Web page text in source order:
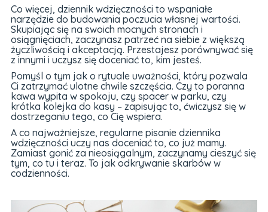
Co więcej, dziennik wdzięczności to wspaniałe
narzędzie do budowania poczucia własnej wartości.
Skupiając się na swoich mocnych stronach i
osiągnięciach, zaczynasz patrzeć na siebie z większą
życzliwością i akceptacją. Przestajesz porównywać się
z innymi i uczysz się doceniać to, kim jesteś.
Pomyśl o tym jak o rytuale uważności, który pozwala
Ci zatrzymać ulotne chwile szczęścia. Czy to poranna
kawa wypita w spokoju, czy spacer w parku, czy
krótka kolejka do kasy – zapisując to, ćwiczysz się w
dostrzeganiu tego, co Cię wspiera.
A co najważniejsze, regularne pisanie dziennika
wdzięczności uczy nas doceniać to, co już mamy.
Zamiast gonić za nieosiągalnym, zaczynamy cieszyć się
tym, co tu i teraz. To jak odkrywanie skarbów w
codzienności.